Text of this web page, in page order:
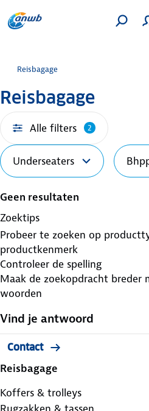
Reisbagage
Reisbagage
Alle filters 2
Underseaters
Geen resultaten
Zoektips
Probeer te zoeken op
productkenmerk
Controleer de spelling
Maak de zoekopdracht breder
woorden
Vind je antwoord
Contact
Reisbagage
Koffers & trolleys